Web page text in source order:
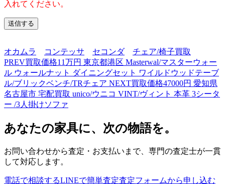
入れてください。
オカムラ コンテッサ セコンダ
チェア/椅子買取
PREV買取価格11万円 東京都港区 Masterwal/マスターウォー
ル ウォールナット ダイニングセット ワイルドウッドテーブ
ル/ブリックベンチ/TRチェア NEXT買取価格47000円 愛知県
名古屋市 宅配買取 unico/ウニコ VINT/ヴィント 本革 3シータ
ー /3人掛けソファ
あなたの家具に、次の物語を。
お問い合わせから査定・お支払いまで、専門の査定士が一貫
して対応します。
電話で相談するLINEで簡単査定査定フォームから申し込む